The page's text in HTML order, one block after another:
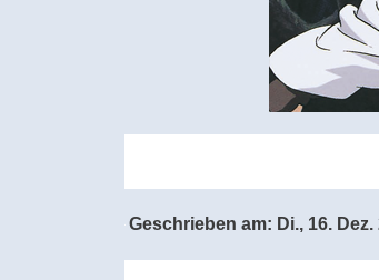
Geschrieben am: Di., 16. Dez.